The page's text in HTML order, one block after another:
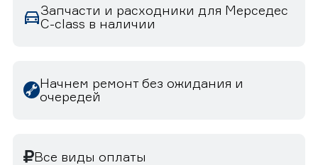
Запчасти и расходники для Мерседес
C-class в наличии
Начнем ремонт без ожидания и
очередей
Все виды оплаты